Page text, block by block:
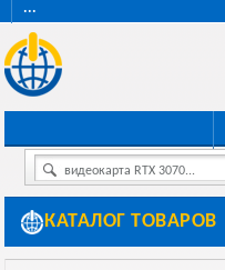
···
видеокарта RTX 3070...
КАТАЛОГ ТОВАРОВ